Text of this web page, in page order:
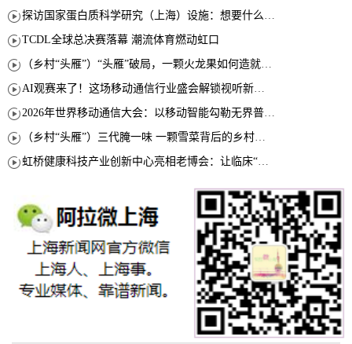
TCDL全球总决赛落幕 潮流体育燃动虹口